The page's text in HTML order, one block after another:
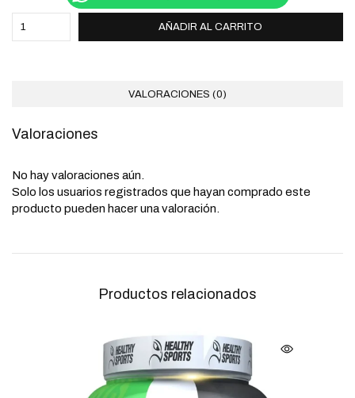
AÑADIR AL CARRITO
VALORACIONES (0)
Valoraciones
No hay valoraciones aún.
Solo los usuarios registrados que hayan comprado este
producto pueden hacer una valoración.
Productos relacionados